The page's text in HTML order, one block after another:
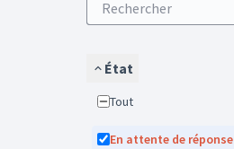
État
Tout
En attente de réponse